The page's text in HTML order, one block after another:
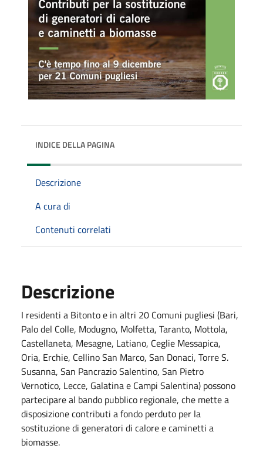
INDICE DELLA PAGINA
Descrizione
A cura di
Contenuti correlati
Descrizione
I residenti a Bitonto e in altri 20 Comuni pugliesi (Bari,
Palo del Colle, Modugno, Molfetta, Taranto, Mottola,
Castellaneta, Mesagne, Latiano, Ceglie Messapica,
Oria, Erchie, Cellino San Marco, San Donaci, Torre S.
Susanna, San Pancrazio Salentino, San Pietro
Vernotico, Lecce, Galatina e Campi Salentina) possono
partecipare al bando pubblico regionale, che mette a
disposizione contributi a fondo perduto per la
sostituzione di generatori di calore e caminetti a
biomasse.